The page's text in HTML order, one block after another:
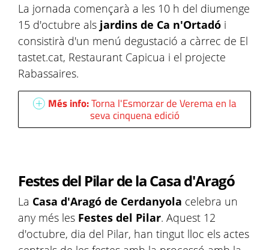
La jornada començarà a les 10 h del diumenge
15 d'octubre als jardins de Ca n'Ortadó i
consistirà d'un menú degustació a càrrec de El
tastet.cat, Restaurant Capicua i el projecte
Rabassaires.
Més info:Torna l'Esmorzar de Verema en la
seva cinquena edició
Festes del Pilar de la Casa d'Aragó
La Casa d'Aragó de Cerdanyola celebra un
any més les Festes del Pilar. Aquest 12
d'octubre, dia del Pilar, han tingut lloc els actes